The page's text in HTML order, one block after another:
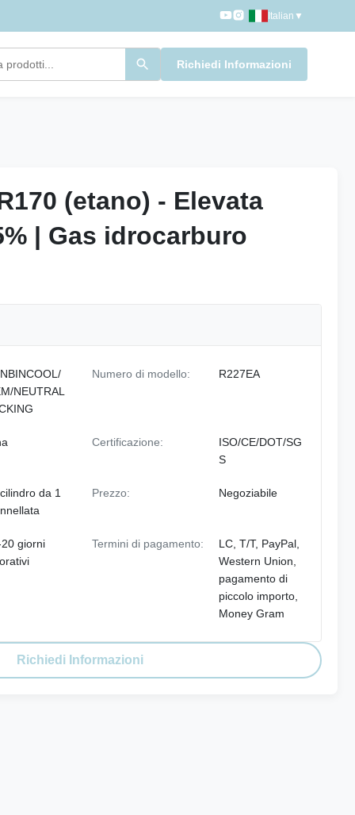
Italian ▼
Richiedi Informazioni
(etano) - Elevata
| Gas idrocarburo
(etano) - Elevata
| Gas idrocarburo
NEUTRAL
Numero di modello: R227EA
Certificazione:
ISO/CE/DOT/SG
S
da 1
Prezzo: Negoziabile
giorni
Termini di pagamento:
LC, T/T, PayPal,
Western Union,
pagamento di
piccolo importo,
Money Gram
Richiedi Informazioni